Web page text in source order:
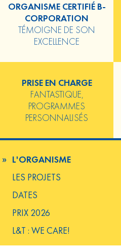
ORGANISME CERTIFIÉ B-
CORPORATION
TÉMOIGNE DE SON
EXCELLENCE
PRISE EN CHARGE
FANTASTIQUE,
PROGRAMMES
PERSONNALISÉS
L'ORGANISME
LES PROJETS
DATES
PRIX 2026
L&T : WE CARE!